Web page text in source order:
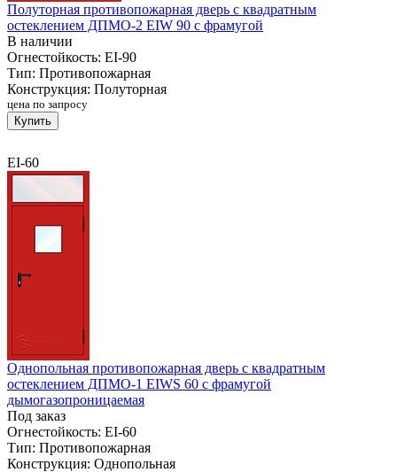
Полуторная противопожарная дверь с квадратным
остеклением ДПМО-2 EIW 90 с фрамугой
В наличии
Огнестойкость: EI-90
Тип: Противопожарная
Конструкция: Полуторная
цена по запросу
Купить
EI-60
Однопольная противопожарная дверь с квадратным
остеклением ДПМО-1 EIWS 60 с фрамугой
дымогазопроницаемая
Под заказ
Огнестойкость: EI-60
Тип: Противопожарная
Конструкция: Однопольная